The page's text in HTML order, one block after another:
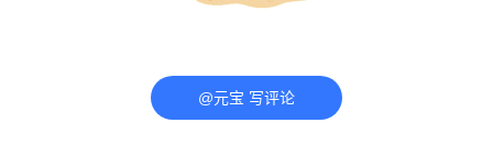
@元宝 写评论